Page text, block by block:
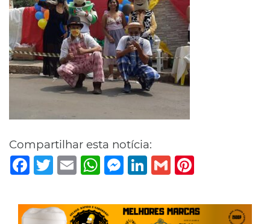
Compartilhar esta notícia:
Facebook
TwitterEmail WhatsAppMessenger
LinkedIn
Gmail